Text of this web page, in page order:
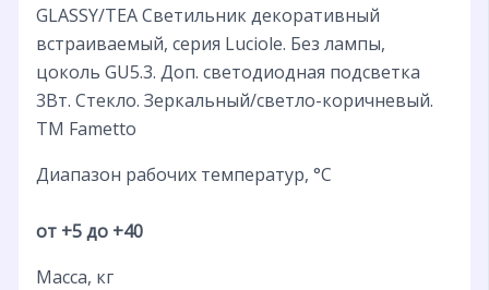
GLASSY/TEA Светильник декоративный
встраиваемый, серия Luciole. Без лампы,
цоколь GU5.3. Доп. светодиодная подсветка
3Вт. Стекло. Зеркальный/светло-коричневый.
ТМ Fametto
Диапазон рабочих температур, °С
от +5 до +40
Масса, кг